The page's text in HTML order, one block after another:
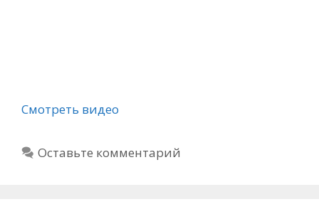
Смотреть видео
Оставьте комментарий